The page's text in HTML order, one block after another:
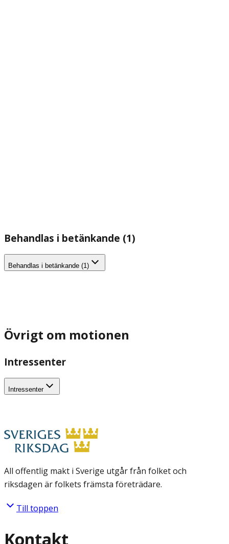
Behandlas i betänkande (1)
Behandlas i betänkande (1)
Övrigt om motionen
Intressenter
Intressenter
All offentlig makt i Sverige utgår från folket och
riksdagen är folkets främsta företrädare.
Till toppen
Kontakt